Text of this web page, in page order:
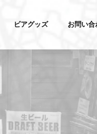
ビアグッズ お問い合